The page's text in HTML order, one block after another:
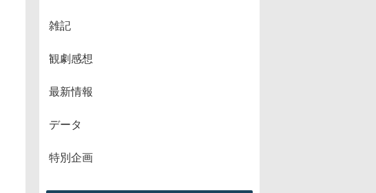
雑記
観劇感想
最新情報
データ
特別企画